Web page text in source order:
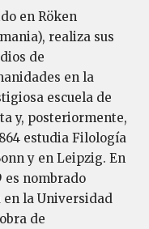
en Röken
realiza sus
de
en la
escuela de
y, posteriormente,
estudia Filología
y en Leipzig. En
es nombrado
en la Universidad
de